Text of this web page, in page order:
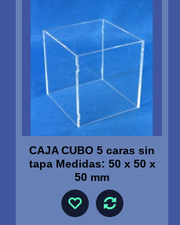
CAJA CUBO 5 caras sin
tapa Medidas: 50 x 50 x
50 mm